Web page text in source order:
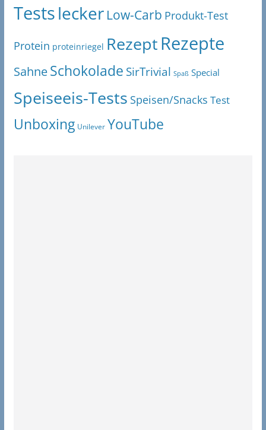
Testslecker Low-Carb Produkt-Test
Protein proteinriegel RezeptRezepte
SahneSchokolade SirTrivial Spaß Special
Speiseeis-Tests Speisen/Snacks Test
Unboxing Unilever YouTube